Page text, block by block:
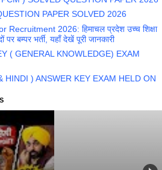
PAPER SOLVED 2026
Recruitment 2026: हिमाचल प्रदेश उच्च शिक्षा
बम्पर भर्ती, यहाँ देखें पूरी जानकारी
( GENERAL KNOWLEDGE) EXAM
HINDI ) ANSWER KEY EXAM HELD ON